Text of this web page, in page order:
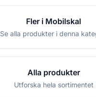
Fler i Mobilskal
Se alla produkter i denna
Alla produkter
Utforska hela sortimentet